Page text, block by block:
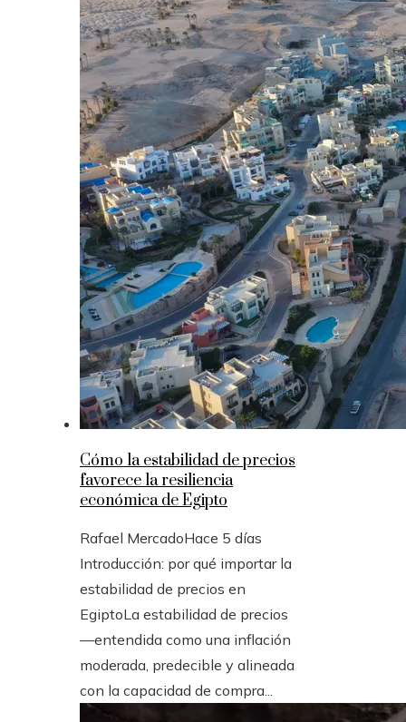
Cómo la estabilidad de precios
favorece la resiliencia
económica de Egipto
Rafael MercadoHace 5 días
Introducción: por qué importar la
estabilidad de precios en
EgiptoLa estabilidad de precios
—entendida como una inflación
moderada, predecible y alineada
con la capacidad de compra...